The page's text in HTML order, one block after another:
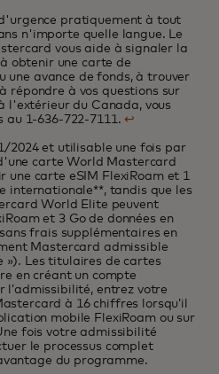
pratiquement à tout
n'importe quelle langue. Le
vous aide à signaler la
obtenir une carte de
une avance de fonds, à trouver
répondre à vos questions sur
l'extérieur du Canada, vous
au 1-636-722-7111.↩
2024 et utilisable une fois par
carte World Mastercard
une carte eSIM FlexiRoam et 1
internationale**, tandis que les
World Elite peuvent
et 3 Go de données en
frais supplémentaires en
Mastercard admissible
»). Les titulaires de cartes
en créant un compte
l’admissibilité, entrez votre
à 16 chiffres lorsqu’il
mobile FlexiRoam ou sur
fois votre admissibilité
le processus complet
du programme.